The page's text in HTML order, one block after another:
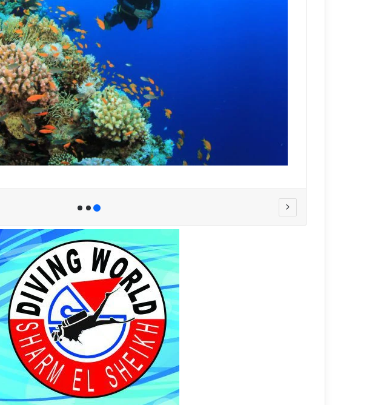
ض
ق
ن
ق
ل
ا
ل
س
ي
ا
ح
ي